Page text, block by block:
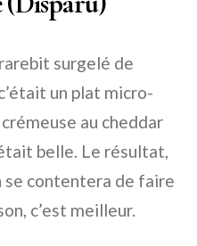
surgelé de
un plat micro-
au cheddar
belle. Le résultat,
se contentera de faire
c’est meilleur.